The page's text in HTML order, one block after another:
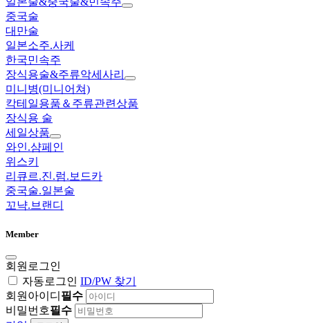
중국술
대만술
일본소주.사케
한국민속주
장식용술&주류악세사리
미니병(미니어쳐)
칵테일용품＆주류관련상품
장식용 술
세일상품
와인.샴페인
위스키
리큐르.진.럼.보드카
중국술.일본술
꼬냑.브랜디
Member
회원로그인
자동로그인 ID/PW 찾기
회원아이디 필수
비밀번호필수